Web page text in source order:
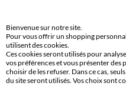
D'autres
Maxi culotte
Bienvenue sur notre site.
Pour vous offrir un shopping
utilisent des cookies.
Ces cookies seront utilisés pour
vos préférences et vous présenter des
choisir de les refuser. Dans ce cas,
du site seront utilisés. Vos choix sont